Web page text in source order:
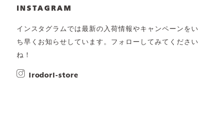
INSTAGRAM
インスタグラムでは最新の入荷情報やキャンペーンをい
ち早くお知らせしています。フォローしてみてください
ね！
irodori-store